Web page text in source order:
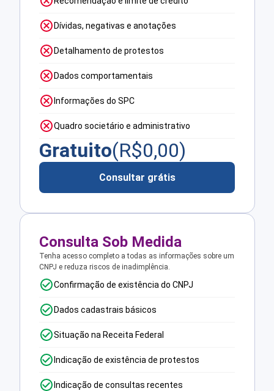
Dívidas, negativas e anotações
Detalhamento de protestos
Dados comportamentais
Informações do SPC
Quadro societário e administrativo
Gratuito(R$0,00)
Consultar grátis
Consulta Sob Medida
Tenha acesso completo a todas as informações sobre um
CNPJ e reduza riscos de inadimplência.
Confirmação de existência do CNPJ
Dados cadastrais básicos
Situação na Receita Federal
Indicação de existência de protestos
Indicação de consultas recentes